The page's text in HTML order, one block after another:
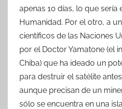
apenas 10 días, lo que sería
Humanidad. Por el otro, a
científicos de las Naciones
por el Doctor Yamatone (el
Chiba) que ha ideado un
para destruir el satélite
aunque precisan de un
sólo se encuentra en una